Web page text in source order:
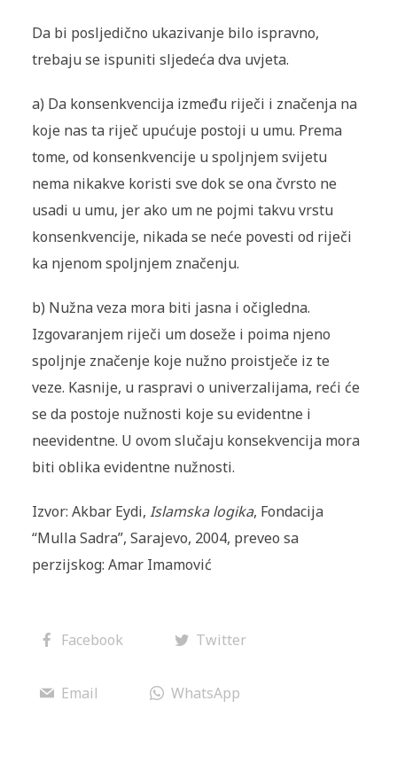
Da bi posljedično ukazivanje bilo ispravno,
trebaju se ispuniti sljedeća dva uvjeta.
a) Da konsenkvencija između riječi i značenja na
koje nas ta riječ upu­ćuje postoji u umu. Prema
tome, od konsenkvencije u spoljnjem svijetu
nema nikakve koristi sve dok se ona čvrsto ne
usadi u umu, jer ako um ne pojmi takvu vrstu
konsenkvencije, nikada se neće povesti od riječi
ka njenom spoljnjem značenju.
b) Nužna veza mora biti jasna i očigledna.
Izgovaranjem riječi um doseže i poima njeno
spoljnje značenje koje nužno proistječe iz te
veze. Kasnije, u raspravi o univerzalijama, reći će
se da postoje nužnosti koje su evi­dentne i
neevidentne. U ovom slučaju konsekvencija mora
biti oblika evidentne nužnosti.
Izvor: Akbar Eydi, Islamska logika, Fondacija
“Mulla Sadra”, Sarajevo, 2004, preveo sa
perzijskog: Amar Imamović
Facebook Twitter
Email WhatsApp